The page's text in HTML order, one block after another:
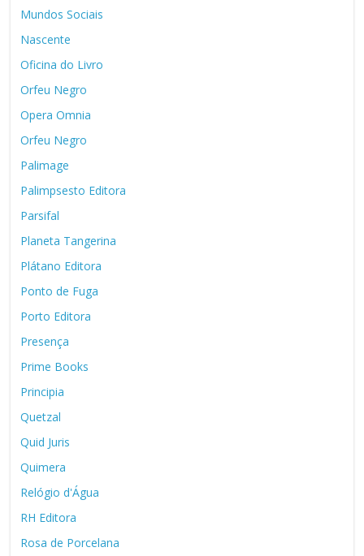
Mundos Sociais
Nascente
Oficina do Livro
Orfeu Negro
Opera Omnia
Orfeu Negro
Palimage
Palimpsesto Editora
Parsifal
Planeta Tangerina
Plátano Editora
Ponto de Fuga
Porto Editora
Presença
Prime Books
Principia
Quetzal
Quid Juris
Quimera
Relógio d'Água
RH Editora
Rosa de Porcelana